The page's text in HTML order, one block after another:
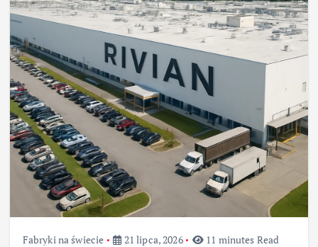
Fabryki na świecie 21 lipca, 2026 11 minutes Read